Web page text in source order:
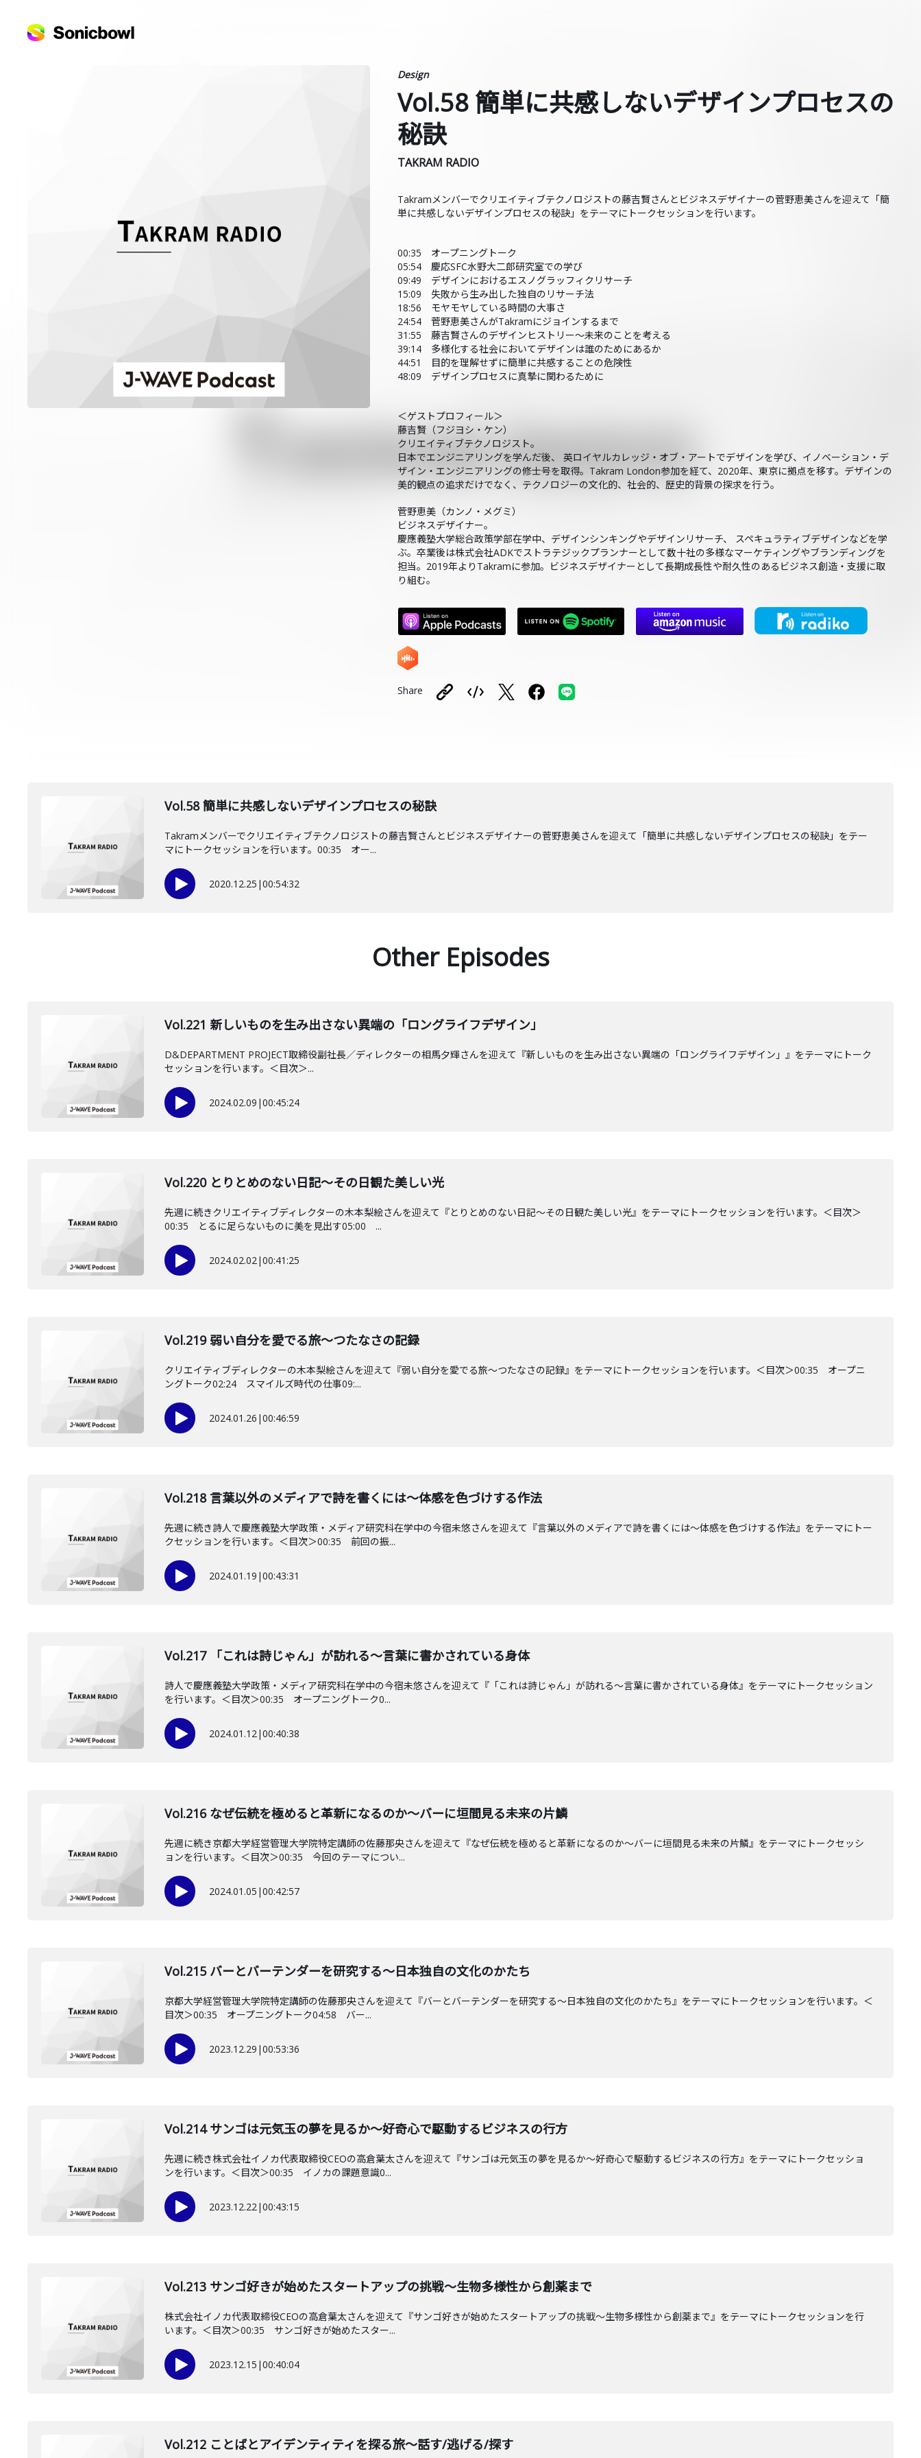
Design
Vol.58 簡単に共感しないデザインプロセスの
秘訣
TAKRAM RADIO
Takramメンバーでクリエイティブテクノロジストの藤吉賢さんとビジネスデザイナーの菅野恵美さんを迎えて「簡
単に共感しないデザインプロセスの秘訣」をテーマにトークセッションを行います。
00:35 オープニングトーク
05:54 慶応SFC水野大二郎研究室での学び
09:49 デザインにおけるエスノグラッフィクリサーチ
15:09 失敗から生み出した独自のリサーチ法
18:56 モヤモヤしている時間の大事さ
24:54 菅野恵美さんがTakramにジョインするまで
31:55 藤吉賢さんのデザインヒストリー～未来のことを考える
39:14 多様化する社会においてデザインは誰のためにあるか
44:51 目的を理解せずに簡単に共感することの危険性
48:09 デザインプロセスに真摯に関わるために
＜ゲストプロフィール＞
藤吉賢（フジヨシ・ケン）
クリエイティブテクノロジスト。
日本でエンジニアリングを学んだ後、 英ロイヤルカレッジ・オブ・アートでデザインを学び、イノベーション・デ
ザイン・エンジニアリングの修士号を取得。Takram London参加を経て、2020年、東京に拠点を移す。デザインの
美的観点の追求だけでなく、テクノロジーの文化的、社会的、歴史的背景の探求を行う。
菅野恵美（カンノ・メグミ）
ビジネスデザイナー。
慶應義塾大学総合政策学部在学中、デザインシンキングやデザインリサーチ、 スペキュラティブデザインなどを学
ぶ。卒業後は株式会社ADKでストラテジックプランナーとして数十社の多様なマーケティングやブランディングを
担当。2019年よりTakramに参加。ビジネスデザイナーとして長期成長性や耐久性のあるビジネス創造・支援に取
り組む。
Share
Vol.58 簡単に共感しないデザインプロセスの秘訣
Takramメンバーでクリエイティブテクノロジストの藤吉賢さんとビジネスデザイナーの菅野恵美さんを迎えて「簡単に共感しないデザインプロセスの秘訣」をテー
マにトークセッションを行います。00:35 オー...
2020.12.25 |00:54:32
Other Episodes
Vol.221 新しいものを生み出さない異端の「ロングライフデザイン」
D&DEPARTMENT PROJECT取締役副社長／ディレクターの相馬夕輝さんを迎えて『新しいものを生み出さない異端の「ロングライフデザイン」』をテーマにトーク
セッションを行います。＜目次＞...
2024.02.09 |00:45:24
Vol.220 とりとめのない日記〜その日観た美しい光
先週に続きクリエイティブディレクターの木本梨絵さんを迎えて『とりとめのない日記〜その日観た美しい光』をテーマにトークセッションを行います。＜目次＞
00:35 とるに足らないものに美を見出す05:00 ...
2024.02.02|00:41:25
Vol.219 弱い自分を愛でる旅〜つたなさの記録
クリエイティブディレクターの木本梨絵さんを迎えて『弱い自分を愛でる旅〜つたなさの記録』をテーマにトークセッションを行います。＜目次＞00:35 オープニ
ングトーク02:24 スマイルズ時代の仕事09:...
2024.01.26 |00:46:59
Vol.218 言葉以外のメディアで詩を書くには〜体感を色づけする作法
先週に続き詩人で慶應義塾大学政策・メディア研究科在学中の今宿未悠さんを迎えて『言葉以外のメディアで詩を書くには〜体感を色づけする作法』をテーマにトー
クセッションを行います。＜目次＞00:35 前回の振...
2024.01.19 |00:43:31
Vol.217 「これは詩じゃん」が訪れる〜言葉に書かされている身体
詩人で慶應義塾大学政策・メディア研究科在学中の今宿未悠さんを迎えて『「これは詩じゃん」が訪れる〜言葉に書かされている身体』をテーマにトークセッション
を行います。＜目次＞00:35 オープニングトーク0...
2024.01.12|00:40:38
Vol.216 なぜ伝統を極めると革新になるのか〜バーに垣間見る未来の片鱗
先週に続き京都大学経営管理大学院特定講師の佐藤那央さんを迎えて『なぜ伝統を極めると革新になるのか〜バーに垣間見る未来の片鱗』をテーマにトークセッシ
ョンを行います。＜目次＞00:35 今回のテーマについ...
2024.01.05 |00:42:57
Vol.215 バーとバーテンダーを研究する〜日本独自の文化のかたち
京都大学経営管理大学院特定講師の佐藤那央さんを迎えて『バーとバーテンダーを研究する〜日本独自の文化のかたち』をテーマにトークセッションを行います。＜
目次＞00:35 オープニングトーク04:58 バー...
2023.12.29 |00:53:36
Vol.214 サンゴは元気玉の夢を見るか〜好奇心で駆動するビジネスの行方
先週に続き株式会社イノカ代表取締役CEOの高倉葉太さんを迎えて『サンゴは元気玉の夢を見るか〜好奇心で駆動するビジネスの行方』をテーマにトークセッショ
ンを行います。＜目次＞00:35 イノカの課題意識0...
2023.12.22|00:43:15
Vol.213 サンゴ好きが始めたスタートアップの挑戦〜生物多様性から創薬まで
株式会社イノカ代表取締役CEOの高倉葉太さんを迎えて『サンゴ好きが始めたスタートアップの挑戦〜生物多様性から創薬まで』をテーマにトークセッションを行
います。＜目次＞00:35 サンゴ好きが始めたスター...
2023.12.15 |00:40:04
Vol.212 ことばとアイデンティティを探る旅〜話す/逃げる/探す